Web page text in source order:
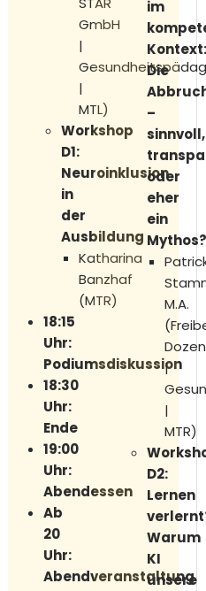
GmbH
|
|
MTL)
Workshop
D1:
Neuroinklusion
in
der
Ausbildung
Katharina
Banzhaf
(MTR)
18:15
Uhr:
Podiumsdiskussion
18:30
Uhr:
Ende
19:00
Uhr:
Abendessen
Ab
20
Uhr:
Abendveranstaltung
im
Kontext:
Die
–
sinnvoll,
oder
eher
ein
Mythos?
M.A.
|
|
MTR)
D2:
Lernen
Warum
KI
unsere